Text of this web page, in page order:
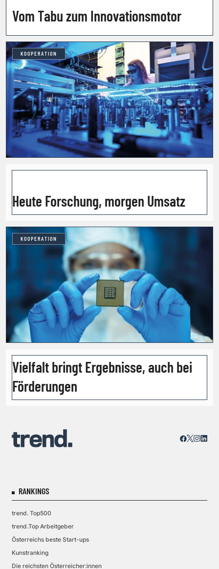
Vom Tabu zum Innovationsmotor
KOOPERATION
Heute Forschung, morgen Umsatz
KOOPERATION
Vielfalt bringt Ergebnisse, auch bei
Förderungen
RANKINGS
trend. Top500
trend.Top Arbeitgeber
Österreichs beste Start-ups
Kunstranking
Die reichsten Österreicher:innen